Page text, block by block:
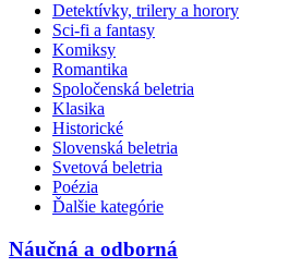
Detektívky, trilery a horory
Sci-fi a fantasy
Komiksy
Romantika
Spoločenská beletria
Klasika
Historické
Slovenská beletria
Svetová beletria
Poézia
Ďalšie kategórie
Náučná a odborná